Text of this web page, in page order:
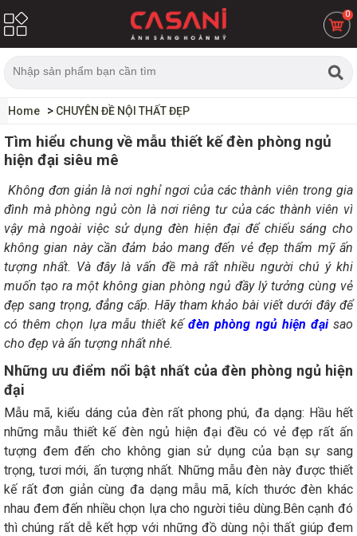
0
Home CHUYÊN ĐỀ NỘI THẤT ĐẸP
Tìm hiểu chung về mẫu thiết kế đèn phòng ngủ
hiện đại siêu mê
Không đơn giản là nơi nghỉ ngơi của các thành viên trong gia
đình mà phòng ngủ còn là nơi riêng tư của các thành viên vì
vậy mà ngoài việc sử dụng đèn hiện đại để chiếu sáng cho
không gian này cần đảm bảo mang đến vẻ đẹp thẩm mỹ ấn
tượng nhất. Và đây là vấn đề mà rất nhiều người chú ý khi
muốn tạo ra một không gian phòng ngủ đầy lý tưởng cùng vẻ
đẹp sang trọng, đẳng cấp. Hãy tham khảo bài viết dưới đây để
có thêm chọn lựa mẫu thiết kếđèn phòng ngủ hiện đạisao
cho đẹp và ấn tượng nhất nhé.
Những ưu điểm nổi bật nhất của đèn phòng ngủ hiện
đại
Mẫu mã, kiểu dáng của đèn rất phong phú, đa dạng: Hầu hết
những mẫu thiết kế đèn ngủ hiện đại đều có vẻ đẹp rất ấn
tượng đem đến cho không gian sử dụng của bạn sự sang
trọng, tươi mới, ấn tượng nhất. Những mẫu đèn này được thiết
kế rất đơn giản cùng đa dạng mẫu mã, kích thước đèn khác
nhau đem đến nhiều chọn lựa cho người tiêu dùng.Bên cạnh đó
thì chúng rất dễ kết hợp với những đồ dùng nội thất giúp đem